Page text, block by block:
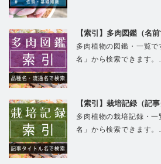
【索引】多肉図鑑（名前
多肉植物の図鑑・一覧
名」から検索できます。
【索引】栽培記録（記
多肉植物の栽培記録・
名」から検索できます。